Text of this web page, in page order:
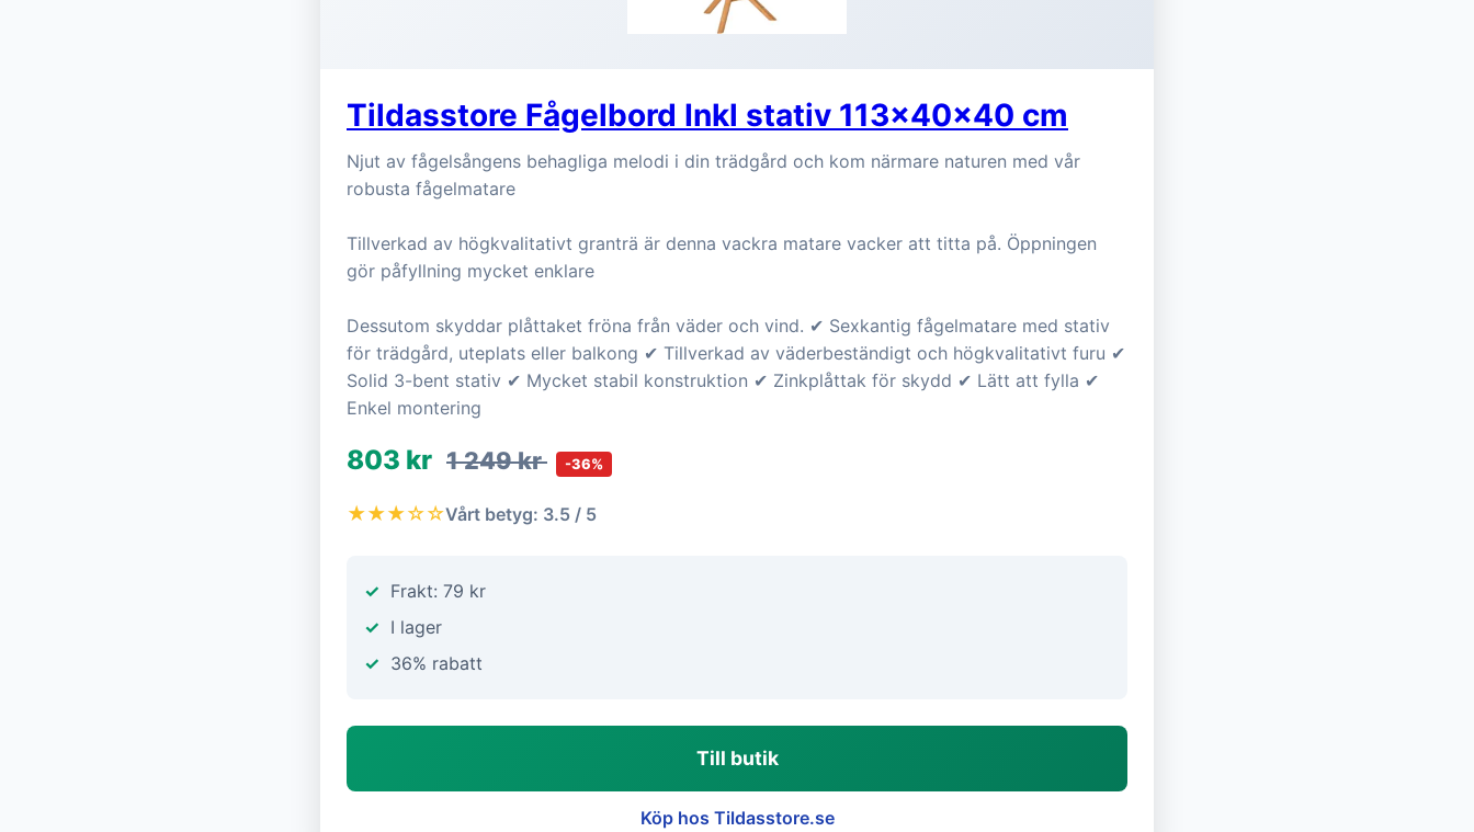
Tildasstore Fågelbord Inkl stativ 113x40x40 cm
Njut av fågelsångens behagliga melodi i din trädgård och kom närmare naturen med vår
robusta fågelmatare
Tillverkad av högkvalitativt granträ är denna vackra matare vacker att titta på. Öppningen
gör påfyllning mycket enklare
Dessutom skyddar plåttaket fröna från väder och vind. ✔ Sexkantig fågelmatare med stativ
för trädgård, uteplats eller balkong ✔ Tillverkad av väderbeständigt och högkvalitativt furu ✔
Solid 3-bent stativ ✔ Mycket stabil konstruktion ✔ Zinkplåttak för skydd ✔ Lätt att fylla ✔
Enkel montering
803 kr 1 249 kr -36%
★★★☆☆Vårt betyg: 3.5 / 5
Frakt: 79 kr
I lager
36% rabatt
Till butik
Köp hos Tildasstore.se